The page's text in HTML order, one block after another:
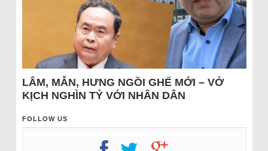
LÂM, MẪN, HƯNG NGỒI GHẾ MỚI – VỞ
KỊCH NGHÌN TỶ VỚI NHÂN DÂN
FOLLOW US